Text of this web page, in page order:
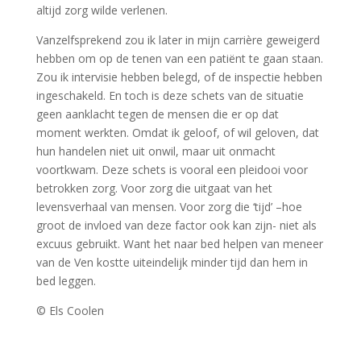
altijd zorg wilde verlenen.
Vanzelfsprekend zou ik later in mijn carrière geweigerd
hebben om op de tenen van een patiënt te gaan staan.
Zou ik intervisie hebben belegd, of de inspectie hebben
ingeschakeld. En toch is deze schets van de situatie
geen aanklacht tegen de mensen die er op dat
moment werkten. Omdat ik geloof, of wil geloven, dat
hun handelen niet uit onwil, maar uit onmacht
voortkwam. Deze schets is vooral een pleidooi voor
betrokken zorg. Voor zorg die uitgaat van het
levensverhaal van mensen. Voor zorg die ‘tijd’ –hoe
groot de invloed van deze factor ook kan zijn- niet als
excuus gebruikt. Want het naar bed helpen van meneer
van de Ven kostte uiteindelijk minder tijd dan hem in
bed leggen.
© Els Coolen